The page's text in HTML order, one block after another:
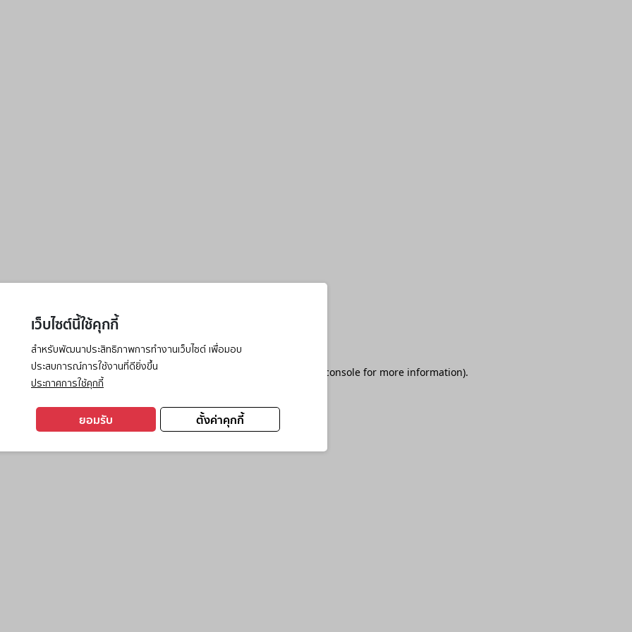
เว็บไซต์นี้ใช้คุกกี้
สำหรับพัฒนาประสิทธิภาพการทำงานเว็บไซต์ เพื่อมอบ
ประสบการณ์การใช้งานที่ดียิ่งขึ้น
ประกาศการใช้คุกกี้
ตั้งค่าคุกกี้
ยอมรับ
has occurred while loading browser console for more information).